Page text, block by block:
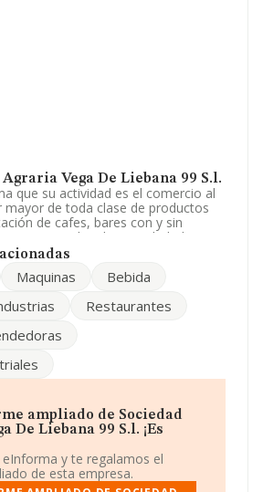
Vega De Liebana 99 S.l.
que su actividad es el comercio al
de toda clase de productos
de cafes, bares con y sin
venta de tabacos y bebidas sin
expendedoras. la adquisici. La
Su CNAE corresponde a 5630 con
exteriores.
han reducido un 75% y atendiendo a
ha estado por debajo de la
Sociedad Agraria Vega de
B53351482, está situada en Barrio
(03300), en el municipio de Orihuela,
Valenciana.
de la que dispone INFORMA
Maquinas
Bebida
Restaurantes
ampliado de Sociedad
De Liebana 99 S.l. ¡Es
y te regalamos el
de esta empresa.